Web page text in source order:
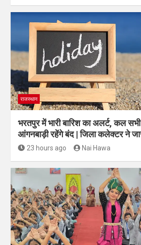
राजस्थान
भरतपुर में भारी बारिश का अलर्ट, कल
आंगनबाड़ी रहेंगे बंद | जिला कलेक्टर ने
23 hours ago Nai Hawa